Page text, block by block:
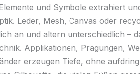
und Symbole extrahiert
Leder, Mesh, Canvas oder
an und altern unterschiedlich –
Applikationen, Prägungen,
erzeugen Tiefe, ohne